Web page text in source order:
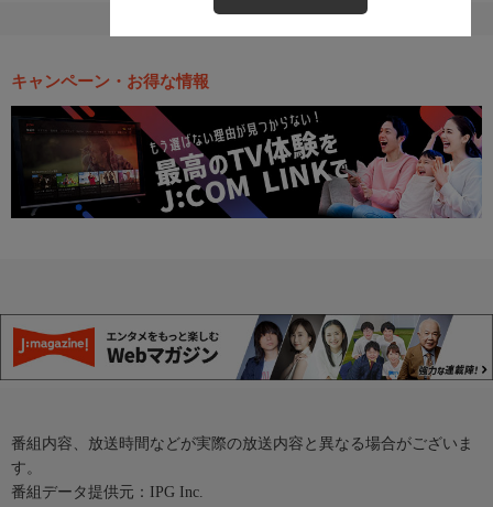
キャンペーン・お得な情報
番組内容、放送時間などが実際の放送内容と異なる場合がございま
す。
番組データ提供元：IPG Inc.